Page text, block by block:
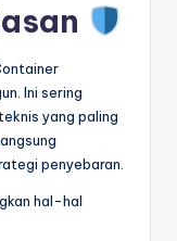
Ini sering
yang paling
penyebaran.
hal-hal